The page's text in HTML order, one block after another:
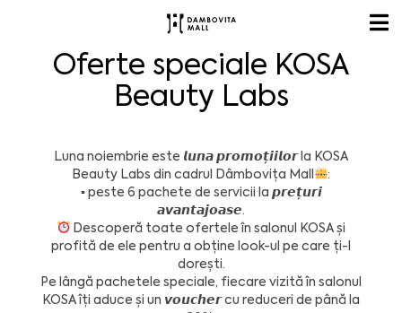
Oferte speciale KOSA
Beauty Labs
Luna noiembrie este 𝙡𝙪𝙣𝙖 𝙥𝙧𝙤𝙢𝙤𝙩̦𝙞𝙞𝙡𝙤𝙧 la KOSA
Beauty Labs din cadrul Dâmbovița Mall
:
▪peste 6 pachete de servicii la 𝙥𝙧𝙚𝙩̦𝙪𝙧𝙞
𝙖𝙫𝙖𝙣𝙩𝙖𝙟𝙤𝙖𝙨𝙚.
Descoperă toate ofertele în salonul KOSA și
profită de ele pentru a obține look-ul pe care ți-l
dorești.
Pe lângă pachetele speciale, fiecare vizită în salonul
KOSA îți aduce și un 𝙫𝙤𝙪𝙘𝙝𝙚𝙧 cu reduceri de până la